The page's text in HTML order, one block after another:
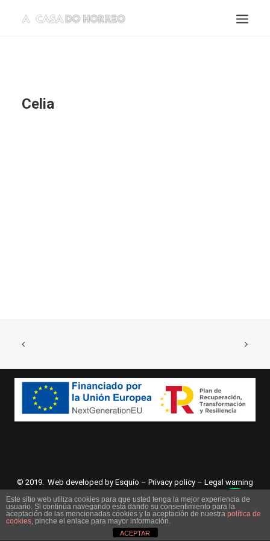
Celia
© 2019. Web developed by Esquío – Privacy policy – Legal warning
Este sitio web utiliza cookies para que usted tenga la mejor experiencia de
usuario. Si continúa navegando está dando su consentimiento para la
aceptación de las mencionadas cookies y la aceptación de nuestra política de
cookies, pinche el enlace para mayor información.
ACEPTAR